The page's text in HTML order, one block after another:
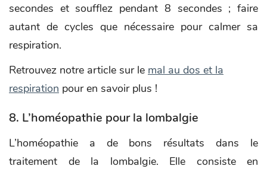
secondes et soufflez pendant 8 secondes ; faire
autant de cycles que nécessaire pour calmer sa
respiration.
Retrouvez notre article sur le mal au dos et la
respiration pour en savoir plus !
8. L’homéopathie pour la lombalgie
L’homéopathie a de bons résultats dans le
traitement de la lombalgie. Elle consiste en